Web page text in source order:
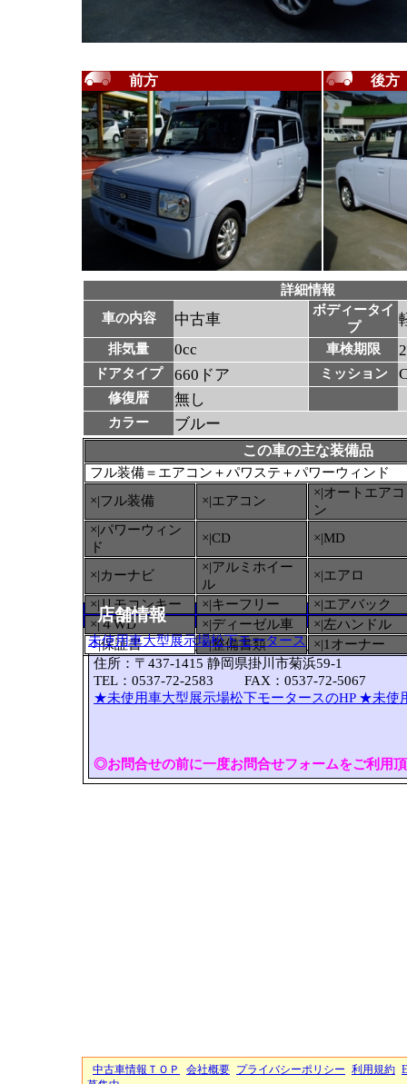
前方 後方
詳細情報
車の内容
中古車
ボディータイ
プ
排気量 0cc 車検期限
ドアタイプ 660ドア ミッション
修復暦 無し
カラー ブルー
この車の主な装備品
フル装備＝エアコン＋パワステ＋パワーウィンド
×|フル装備
×|エアコン
×|オートエアコ
ン
×|パワーウィン
ド
×|CD ×|MD
×|カーナビ
×|アルミホイー
ル
×|エアロ
×|リモコンキー
×|キーフリー
×|エアバック
×|４WD
×|ディーゼル車
×|左ハンドル
○|保証書 ×|整備書類 ×|1オーナー
店舗情報
未使用車大型展示場松下モータース
住所：〒437-1415 静岡県掛川市菊浜59-1
TEL：0537-72-2583 FAX：0537-72-5067
★未使用車大型展示場松下モータースのHP ★未使
◎お問合せの前に一度お問合せフォームをご利用
中古車情報ＴＯＰ 会社概要 プライバシーポリシー 利用規約